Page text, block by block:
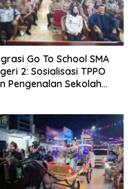
Go To School SMA
2: Sosialisasi TPPO
Pengenalan Sekolah